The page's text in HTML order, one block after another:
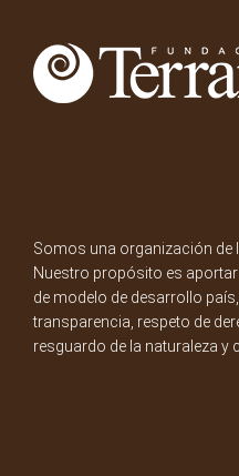
Somos una organización de
Nuestro propósito es
de modelo de desarrollo
transparencia, respeto de
resguardo de la naturaleza y